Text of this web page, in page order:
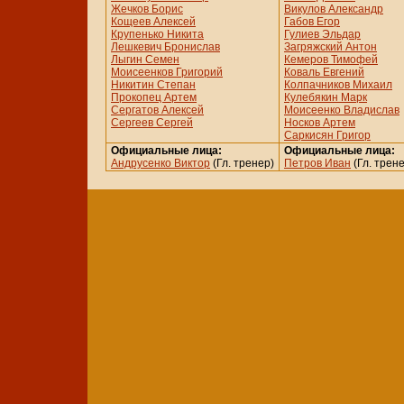
Жечков Борис
Кощеев Алексей
Крупенько Никита
Лешкевич Бронислав
Лыгин Семен
Моисеенков Григорий
Никитин Степан
Прокопец Артем
Сергатов Алексей
Сергеев Сергей
Викулов Александр
Габов Егор
Гулиев Эльдар
Загряжский Антон
Кемеров Тимофей
Коваль Евгений
Колпачников Михаил
Кулебякин Марк
Моисеенко Владислав
Носков Артем
Саркисян Григор
Официальные лица:
Андрусенко Виктор (Гл. тренер)
Официальные лица:
Петров Иван (Гл.